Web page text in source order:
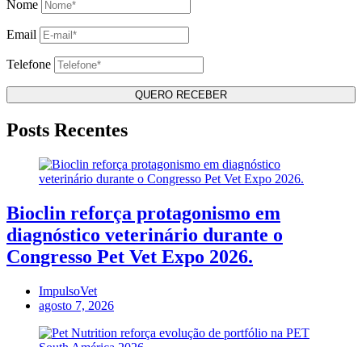
Nome
Email
Telefone
Posts Recentes
Bioclin reforça protagonismo em
diagnóstico veterinário durante o
Congresso Pet Vet Expo 2026.
ImpulsoVet
agosto 7, 2026